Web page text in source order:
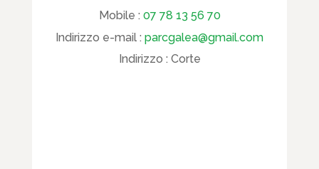
Mobile : 07 78 13 56 70
Indirizzo e-mail : parcgalea@gmail.com
Indirizzo : Corte